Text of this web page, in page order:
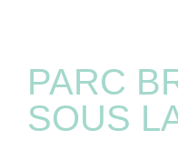
PARC
SOUS